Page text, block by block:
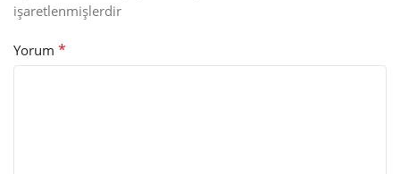
işaretlenmişlerdir
Yorum *